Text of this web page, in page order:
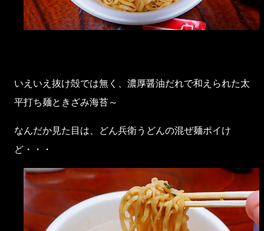
いえいえ抜け殻では無く、濃厚醤油だれで和えられた太
平打ち麺ときざみ海苔～
なんだか見た目は、どん兵衛うどんの混ぜ麺ポイけ
ど・・・